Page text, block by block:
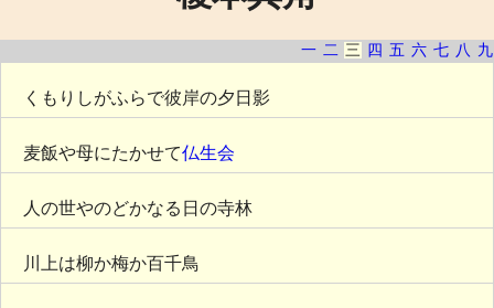
一 二 三 四 五 六 七 八 九
くもりしがふらで彼岸の夕日影
麦飯や母にたかせて仏生会
人の世やのどかなる日の寺林
川上は柳か梅か百千鳥